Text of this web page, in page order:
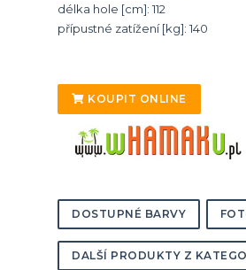
délka hole [cm]: 112
přípustné zatížení [kg]: 140
KOUPIT ONLINE
DOSTUPNÉ BARVY
DALŠÍ PRODUKTY Z